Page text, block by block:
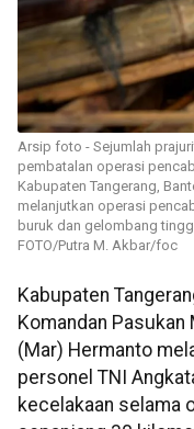
Arsip foto - Sejumlah
pembatalan operasi
Kabupaten Tangerang,
melanjutkan operasi
buruk dan gelombang
FOTO/Putra M. Akbar/foc
Kabupaten
Komandan Pasukan
(Mar) Hermanto
personel TNI
kecelakaan selama